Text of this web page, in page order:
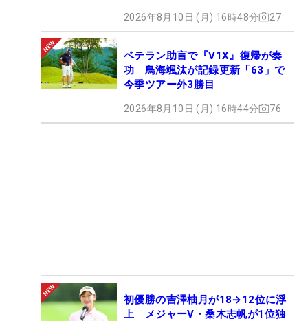
2026年8月10日 (月) 16時48分 27
ベテラン助言で『V1X』復帰が奏
功 鳥海颯汰が記録更新「63」で
今季ツアー外3勝目
2026年8月10日 (月) 16時44分 76
初優勝の吉澤柚月が18→12位に浮
上 メジャーV・桑木志帆が1位独